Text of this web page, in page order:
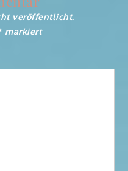
veröffentlicht.
markiert